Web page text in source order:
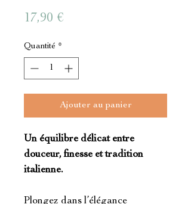
17,90 €Prix
Quantité *
Ajouter au panier
Un équilibre délicat entre
douceur, finesse et tradition
italienne.
Plongez dans l’élégance